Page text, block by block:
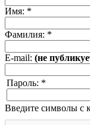
Имя: *
Фамилия: *
E-mail: (не
Пароль: *
Введите символы с